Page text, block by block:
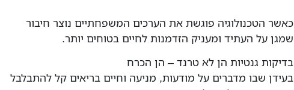
כאשר הטכנולוגיה פוגשת את הערכים המשפחתיים נוצר חיבור
שמגן על העתיד ומעניק הזדמנות לחיים בטוחים יותר.
בדיקות גנטיות הן לא טרנד – הן הכרח
בעידן שבו מדברים על מודעות, מניעה וחיים בריאים קל להתבלבל